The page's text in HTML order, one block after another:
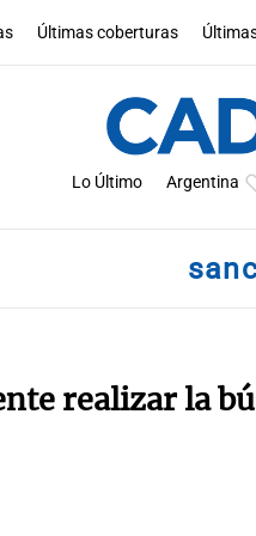
Últimas coberturas
Lo Último Argentina
realizar la